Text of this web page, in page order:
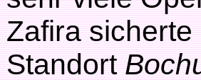
Zafira
Standort